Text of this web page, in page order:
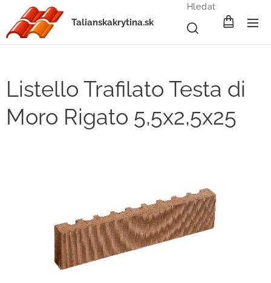
Talianskakrytina.sk
Hledat
Listello Trafilato Testa di
Moro Rigato 5,5x2,5x25